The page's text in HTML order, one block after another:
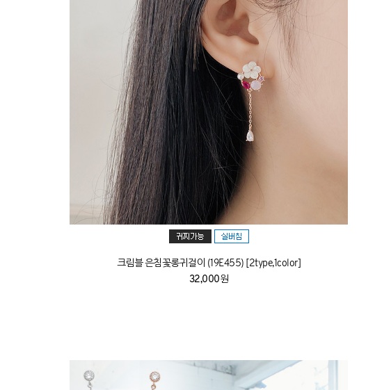
크림블 은침꽃롱귀걸이 (19E455) [2type,1color]
32,000원